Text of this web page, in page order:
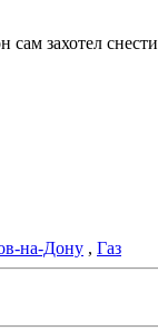
захотел
на-Дону , Газ